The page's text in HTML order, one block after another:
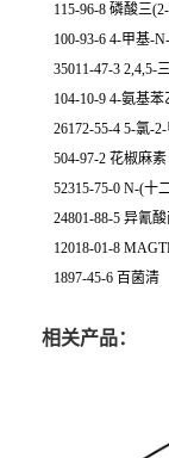
115-96-8 磷酸三
100-93-6 4-甲基-
35011-47-3 2,4,5-
104-10-9 4-氨基苯
26172-55-4 5-氯-
504-97-2 花椒麻素
52315-75-0 N-(十
24801-88-5 异氰
12018-01-8
1897-45-6 百菌清
相关产品：